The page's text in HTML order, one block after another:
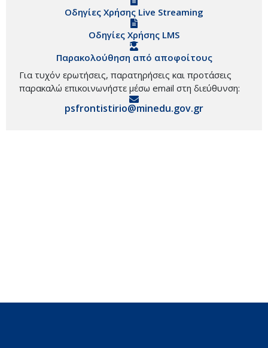
Οδηγίες Χρήσης Live Streaming
Οδηγίες Χρήσης LMS
Παρακολούθηση από αποφοίτους
Για τυχόν ερωτήσεις, παρατηρήσεις και προτάσεις
παρακαλώ επικοινωνήστε μέσω email στη διεύθυνση:
psfrontistirio@minedu.gov.gr